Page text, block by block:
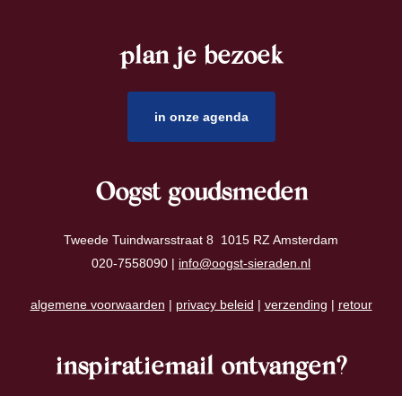
plan je bezoek
in onze agenda
Oogst goudsmeden
Tweede Tuindwarsstraat 8 1015 RZ Amsterdam
020-7558090 | info@oogst-sieraden.nl
algemene voorwaarden | privacy beleid | verzending | retour
inspiratiemail ontvangen?